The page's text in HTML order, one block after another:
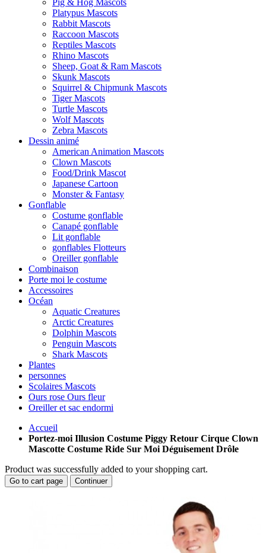
Pig & Hog Mascots
Platypus Mascots
Rabbit Mascots
Raccoon Mascots
Reptiles Mascots
Rhino Mascots
Sheep, Goat & Ram Mascots
Skunk Mascots
Squirrel & Chipmunk Mascots
Tiger Mascots
Turtle Mascots
Wolf Mascots
Zebra Mascots
Dessin animé
American Animation Mascots
Clown Mascots
Food/Drink Mascot
Japanese Cartoon
Monster & Fantasy
Gonflable
Costume gonflable
Canapé gonflable
Lit gonflable
gonflables Flotteurs
Oreiller gonflable
Combinaison
Porte moi le costume
Accessoires
Océan
Aquatic Creatures
Arctic Creatures
Dolphin Mascots
Penguin Mascots
Shark Mascots
Plantes
personnes
Scolaires Mascots
Ours rose Ours fleur
Oreiller et sac endormi
Accueil
Portez-moi Illusion Costume Piggy Retour Cirque Clown
Mascotte Costume Ride Sur Moi Déguisement Drôle
Product was successfully added to your shopping cart.
Go to cart page Continuer